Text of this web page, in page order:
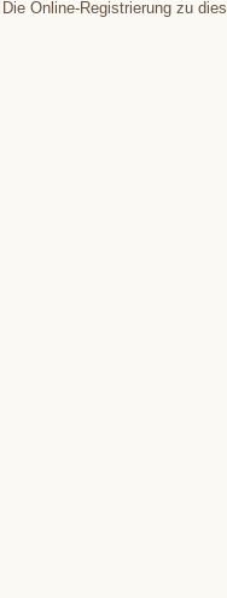
Die Online-Registrierung zu